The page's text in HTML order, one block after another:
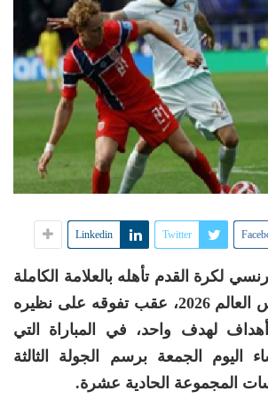
Twitter
Linkedin
لكرة القدم تأهله بالعلامة الكاملة
إلى دور الـ32 لكأس العالم 2026، عقب تفوقه على نظيره
أهداف لهدف واحد، في المباراة التي
اليوم الجمعة برسم الجولة الثالثة
المجموعة الحادية عشرة.